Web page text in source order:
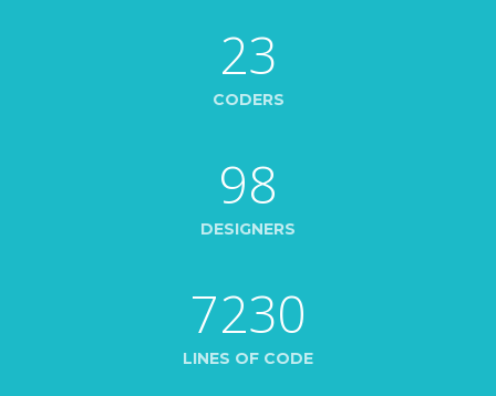
23
CODERS
98
DESIGNERS
7230
LINES OF CODE